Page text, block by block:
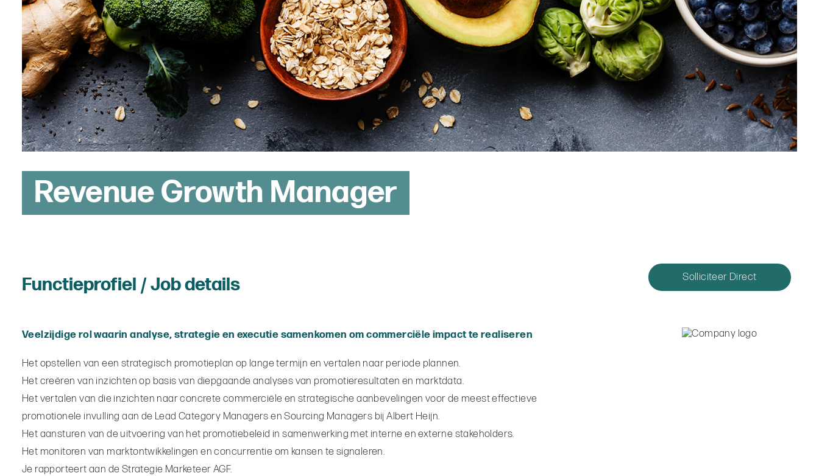
Revenue Growth Manager
Functieprofiel / Job details Solliciteer Direct
Veelzijdige rol waarin analyse, strategie en executie samenkomen om commerciële impact te realiseren
Het opstellen van een strategisch promotieplan op lange termijn en vertalen naar periode plannen.
Het creëren van inzichten op basis van diepgaande analyses van promotieresultaten en marktdata.
Het vertalen van die inzichten naar concrete commerciële en strategische aanbevelingen voor de meest effectieve
promotionele invulling aan de Lead Category Managers en Sourcing Managers bij Albert Heijn.
Het aansturen van de uitvoering van het promotiebeleid in samenwerking met interne en externe stakeholders.
Het monitoren van marktontwikkelingen en concurrentie om kansen te signaleren.
Je rapporteert aan de Strategie Marketeer AGF.